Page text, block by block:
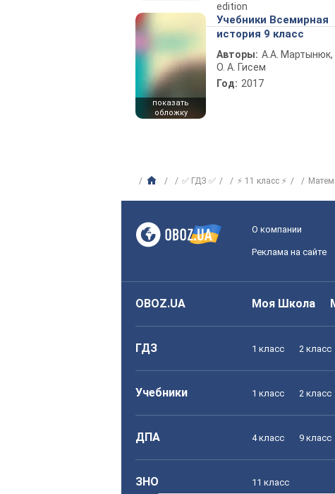
edition
показать
обложку
Учебники Всемирная
история 9 класс
Авторы: А.А. Мартынюк,
О. А. Гисем
Год: 2017
✅ ГДЗ ✅ ⚡ 11 класс ⚡
О компании
Реклама на сайте
OBOZ.UA Моя Школа
ГДЗ 1 класс 2 класс
Учебники 1 класс 2 класс
ДПА 4 класс 9 класс
ЗНО 11 класс